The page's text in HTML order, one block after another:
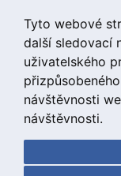
Tyto webové
další sledovací
uživatelského
návštěvnosti
návštěvnosti.
Copyright © 2020